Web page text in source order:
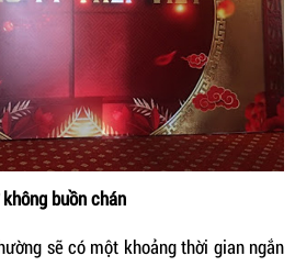
buồn chán
sẽ có một khoảng thời gian ngắn